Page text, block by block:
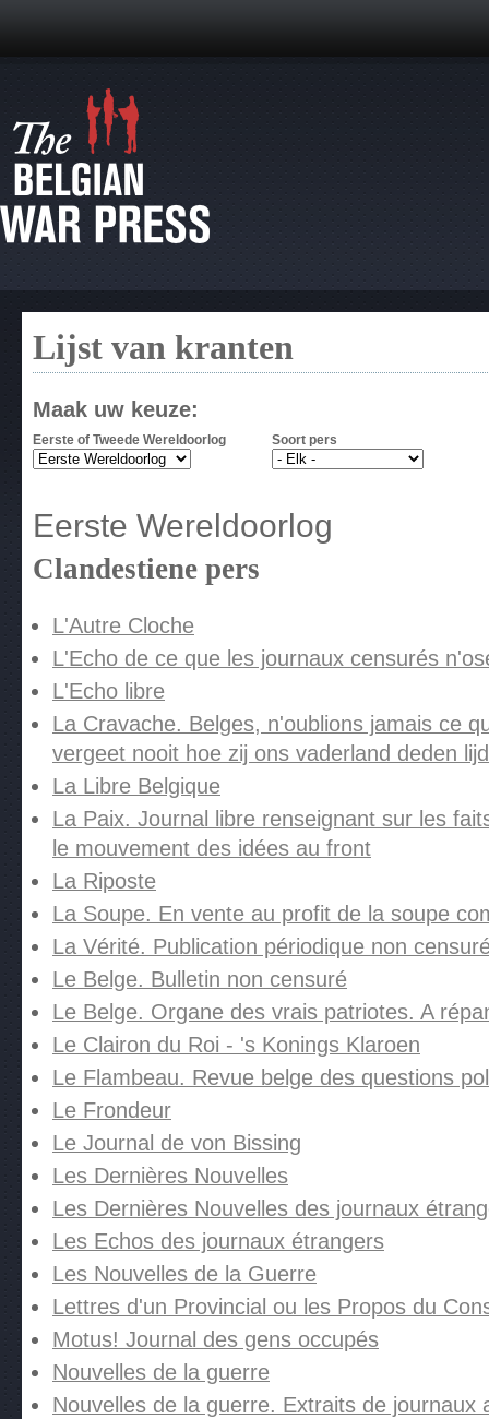
Lijst van kranten
Maak uw keuze:
Eerste of Tweede Wereldoorlog Soort pers
Eerste Wereldoorlog
Clandestiene pers
L'Autre Cloche
L'Echo de ce que les journaux censurés
L'Echo libre
La Cravache. Belges, n'oublions jamais ce
vergeet nooit hoe zij ons vaderland deden
La Libre Belgique
La Paix. Journal libre renseignant sur les
le mouvement des idées au front
La Riposte
La Soupe. En vente au profit de la soupe
La Vérité. Publication périodique non
Le Belge. Bulletin non censuré
Le Belge. Organe des vrais patriotes. A
Le Clairon du Roi - 's Konings Klaroen
Le Flambeau. Revue belge des questions
Le Frondeur
Le Journal de von Bissing
Les Dernières Nouvelles
Les Dernières Nouvelles des journaux
Les Echos des journaux étrangers
Les Nouvelles de la Guerre
Lettres d'un Provincial ou les Propos du
Motus! Journal des gens occupés
Nouvelles de la guerre
Nouvelles de la guerre. Extraits de journaux